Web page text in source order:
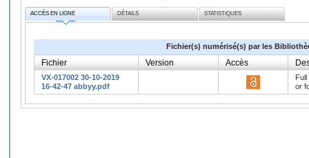
ACCÈS EN LIGNE DÉTAILS STATISTIQUES
Fichier(s) numérisé(s) par les
Fichier Version Accès
VX-017002 30-10-2019
16-42-47 abbyy.pdf
or